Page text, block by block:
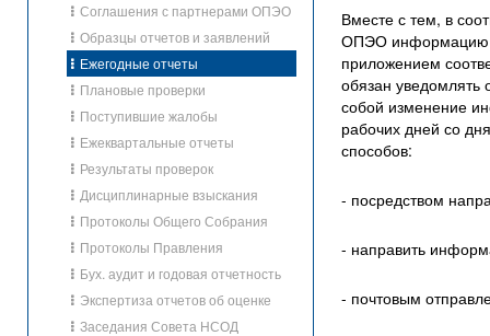
Вместе с тем, в
ОПЭО информацию
приложением
обязан уведомлять
собой изменение
рабочих дней со
способов:
- посредством
- направить
- почтовым
Соглашения с партнерами ОПЭО
Образцы отчетов и заявлений
Ежегодные отчеты
Плановые проверки
Поступившие жалобы
Ежеквартальные отчеты
Результаты проверок
Дисциплинарные взыскания
Протоколы Общего Собрания
Протоколы Правления
Бух. аудит и годовая отчетность
Экспертиза отчетов об оценке
Заседания Совета НСОД